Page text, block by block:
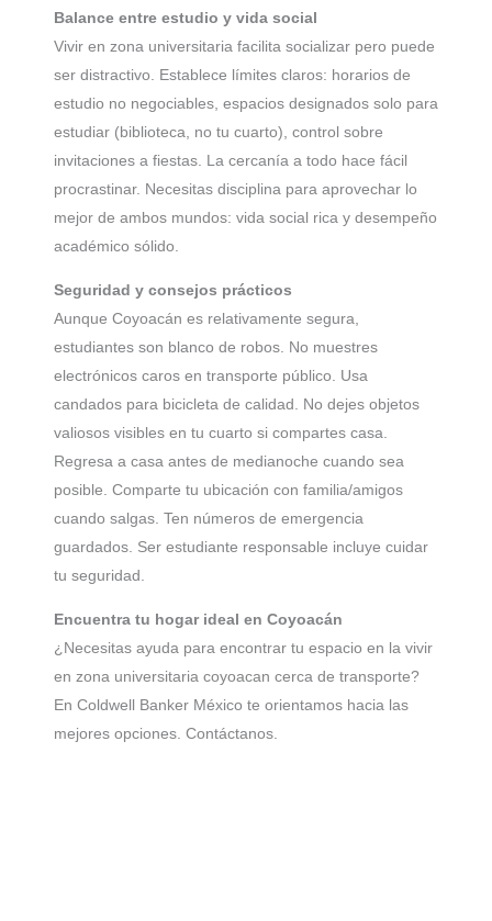
Balance entre estudio y vida social
Vivir en zona universitaria facilita socializar pero puede
ser distractivo. Establece límites claros: horarios de
estudio no negociables, espacios designados solo para
estudiar (biblioteca, no tu cuarto), control sobre
invitaciones a fiestas. La cercanía a todo hace fácil
procrastinar. Necesitas disciplina para aprovechar lo
mejor de ambos mundos: vida social rica y desempeño
académico sólido.
Seguridad y consejos prácticos
Aunque Coyoacán es relativamente segura,
estudiantes son blanco de robos. No muestres
electrónicos caros en transporte público. Usa
candados para bicicleta de calidad. No dejes objetos
valiosos visibles en tu cuarto si compartes casa.
Regresa a casa antes de medianoche cuando sea
posible. Comparte tu ubicación con familia/amigos
cuando salgas. Ten números de emergencia
guardados. Ser estudiante responsable incluye cuidar
tu seguridad.
Encuentra tu hogar ideal en Coyoacán
¿Necesitas ayuda para encontrar tu espacio en la vivir
en zona universitaria coyoacan cerca de transporte?
En Coldwell Banker México te orientamos hacia las
mejores opciones. Contáctanos.